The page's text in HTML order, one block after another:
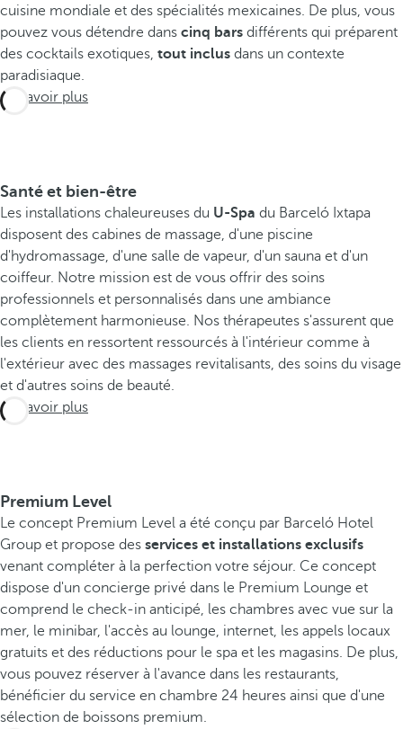
cuisine mondiale et des spécialités mexicaines. De plus, vous
pouvez vous détendre dans cinq bars différents qui préparent
des cocktails exotiques, tout inclus dans un contexte
paradisiaque.
En savoir plus
Santé et bien-être
Les installations chaleureuses du U-Spa du Barceló Ixtapa
disposent des cabines de massage, d'une piscine
d'hydromassage, d'une salle de vapeur, d'un sauna et d'un
coiffeur. Notre mission est de vous offrir des soins
professionnels et personnalisés dans une ambiance
complètement harmonieuse. Nos thérapeutes s'assurent que
les clients en ressortent ressourcés à l'intérieur comme à
l'extérieur avec des massages revitalisants, des soins du visage
et d'autres soins de beauté.
En savoir plus
Premium Level
Le concept Premium Level a été conçu par Barceló Hotel
Group et propose des services et installations exclusifs
venant compléter à la perfection votre séjour. Ce concept
dispose d'un concierge privé dans le Premium Lounge et
comprend le check-in anticipé, les chambres avec vue sur la
mer, le minibar, l'accès au lounge, internet, les appels locaux
gratuits et des réductions pour le spa et les magasins. De plus,
vous pouvez réserver à l'avance dans les restaurants,
bénéficier du service en chambre 24 heures ainsi que d'une
sélection de boissons premium.